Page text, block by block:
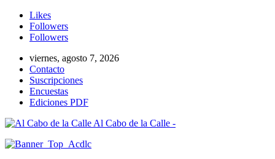
Likes
Followers
Followers
viernes, agosto 7, 2026
Contacto
Suscripciones
Encuestas
Ediciones PDF
Al Cabo de la Calle -